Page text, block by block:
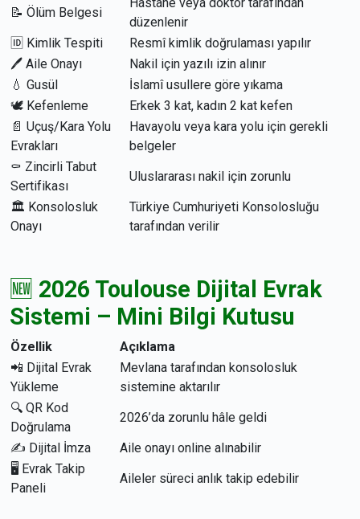
📝 Ölüm Belgesi
düzenlenir
🆔 Kimlik Tespiti
Resmî kimlik doğrulaması yapılır
🖊 Aile Onayı
Nakil için yazılı izin alınır
💧 Gusül
İslamî usullere göre yıkama
🕊 Kefenleme
Erkek 3 kat, kadın 2 kat kefen
📄 Uçuş/Kara Yolu
Evrakları
Havayolu veya kara yolu için gerekli
belgeler
⚰️ Zincirli Tabut
Sertifikası
Uluslararası nakil için zorunlu
🏛 Konsolosluk
Onayı
Türkiye Cumhuriyeti Konsolosluğu
tarafından verilir
🆕 2026 Toulouse Dijital Evrak
Sistemi – Mini Bilgi Kutusu
Özellik
Açıklama
📲 Dijital Evrak
Yükleme
Mevlana tarafından konsolosluk
sistemine aktarılır
🔍 QR Kod
Doğrulama
2026’da zorunlu hâle geldi
✍️ Dijital İmza
Aile onayı online alınabilir
🖥️ Evrak Takip
Paneli
Aileler süreci anlık takip edebilir